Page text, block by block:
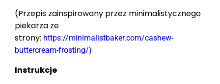
(Przepis zainspirowany przez minimalistycznego
piekarza ze
strony: https://minimalistbaker.com/cashew-
buttercream-frosting/)
Instrukcje